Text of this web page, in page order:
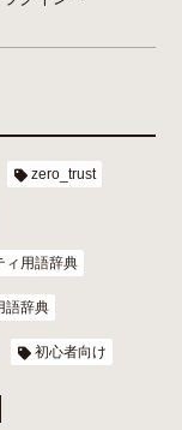
zero_trust
ィ用語辞典
語辞典
初心者向け